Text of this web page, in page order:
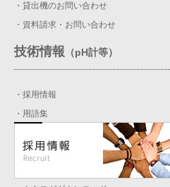
・貸出機のお問い合わせ
・資料請求・お問い合わせ
技術情報 （pH計等）
・採用情報
・用語集